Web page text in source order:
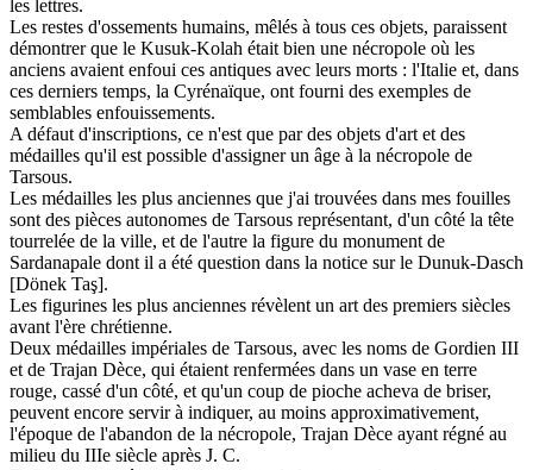
les lettres.
Les restes d'ossements humains, mêlés à tous ces objets, paraissent
démontrer que le Kusuk-Kolah était bien une nécropole où les
anciens avaient enfoui ces antiques avec leurs morts : l'Italie et, dans
ces derniers temps, la Cyrénaïque, ont fourni des exemples de
semblables enfouissements.
A défaut d'inscriptions, ce n'est que par des objets d'art et des
médailles qu'il est possible d'assigner un âge à la nécropole de
Tarsous.
Les médailles les plus anciennes que j'ai trouvées dans mes fouilles
sont des pièces autonomes de Tarsous représentant, d'un côté la tête
tourrelée de la ville, et de l'autre la figure du monument de
Sardanapale dont il a été question dans la notice sur le Dunuk-Dasch
[Dönek Taş].
Les figurines les plus anciennes révèlent un art des premiers siècles
avant l'ère chrétienne.
Deux médailles impériales de Tarsous, avec les noms de Gordien III
et de Trajan Dèce, qui étaient renfermées dans un vase en terre
rouge, cassé d'un côté, et qu'un coup de pioche acheva de briser,
peuvent encore servir à indiquer, au moins approximativement,
l'époque de l'abandon de la nécropole, Trajan Dèce ayant régné au
milieu du IIIe siècle après J. C.